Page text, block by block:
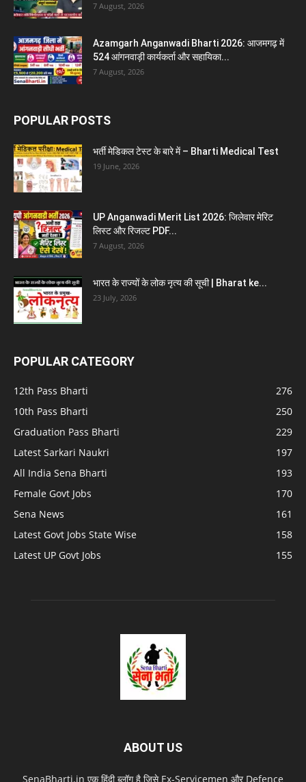
7 August, 2026
Azamgarh Anganwadi Bharti 2026: आजमगढ़ में
524 आंगनवाड़ी कार्यकर्ता और सहायिका...
7 August, 2026
POPULAR POSTS
भर्ती मेडिकल टेस्ट के बारे में – Bharti Medical Test
19 June, 2026
UP Anganwadi Merit List 2026: जिलेवार मेरिट
लिस्ट और रिजल्ट PDF...
7 August, 2026
भारत के राज्यों के लोक नृत्य की सूची | Bharat ke...
23 July, 2026
POPULAR CATEGORY
12th Pass Bharti
276
10th Pass Bharti
250
Graduation Pass Bharti
229
Latest Sarkari Naukri
197
All India Sena Bharti
193
Female Govt Jobs
170
Sena News
161
Latest Govt Jobs State Wise
158
Latest UP Govt Jobs
155
ABOUT US
SenaBharti.in एक हिंदी ब्लॉग है जिसे Ex‑Servicemen और Defence